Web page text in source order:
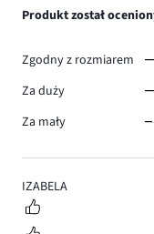
5
IZABELA
Produkt został
Zgodny z rozmiarem
Za duży
Za mały